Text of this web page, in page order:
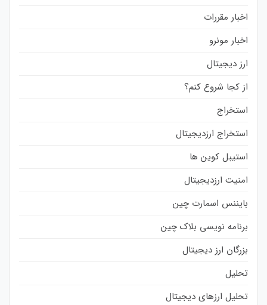
اخبار مقررات
اخبار مونرو
ارز دیجیتال
از کجا شروع کنم؟
استخراج
استخراج ارزدیجیتال
استیبل کوین ها
امنیت ارزدیجیتال
بایننس اسمارت چین
برنامه نویسی بلاک چین
بزرگان ارز دیجیتال
تحلیل
تحلیل ارزهای دیجیتال